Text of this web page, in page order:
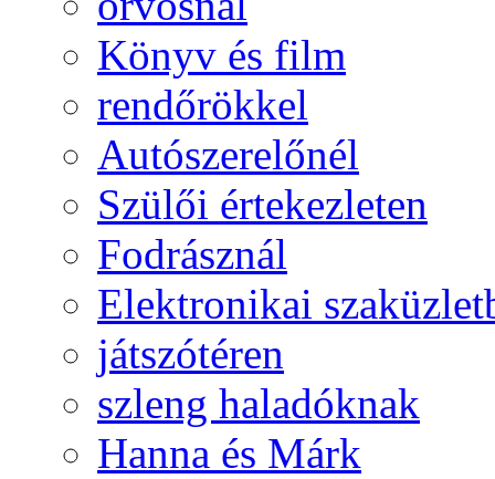
Könyv és film
rendőrökkel
Autószerelőnél
Szülői értekezleten
Fodrásznál
Elektronikai
játszótéren
szleng haladóknak
Hanna és Márk